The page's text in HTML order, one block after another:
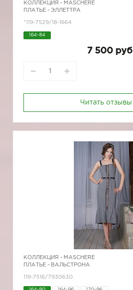
КОЛЛЕКЦИЯ - MASCHERE
ПЛАТЬЕ - ЭЛЛЕТТРА
*119-7529/18-1664
164-84
7 500 руб
Читать отзывы
КОЛЛЕКЦИЯ - MASCHERE
ПЛАТЬЕ - ВАЛЬСТРОНА
119-7516/7930630